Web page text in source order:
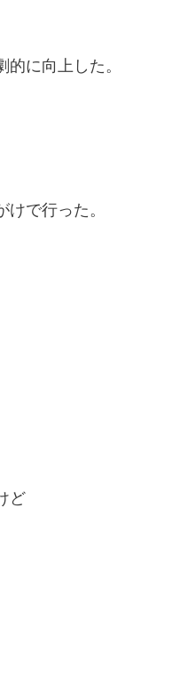
に向上した。
で行った。
ど